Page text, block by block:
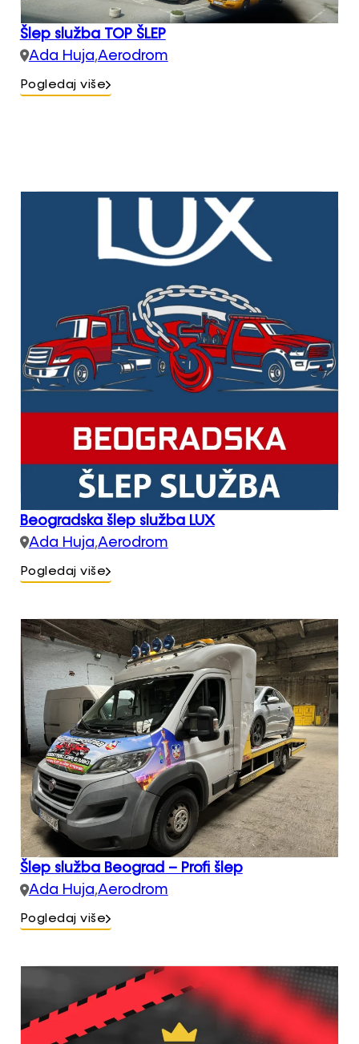
Šlep služba TOP ŠLEP
Ada Huja,Aerodrom
Pogledaj više
Beogradska šlep služba LUX
Ada Huja,Aerodrom
Pogledaj više
Šlep služba Beograd – Profi šlep
Ada Huja,Aerodrom
Pogledaj više